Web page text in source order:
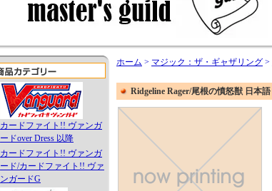
カードファイト!! ヴァンガ
ードover Dress 以降
カードファイト!! ヴァンガ
ード/カードファイト!! ヴァ
ンガードG
ホーム > マジック：ザ・ギャザリング >
Ridgeline Rager/尾根の憤怒獣 日本語